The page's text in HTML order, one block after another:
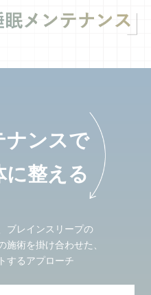
ナンスで
に整える
ブレインスリープの
施術を掛け合わせた、
するアプローチ